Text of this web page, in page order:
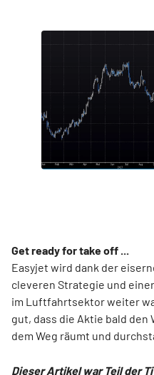
Get ready for take off ...
Easyjet wird dank der
cleveren Strategie und
im Luftfahrtsektor weiter
gut, dass die Aktie bald den
dem Weg räumt und
Dieser Artikel war Teil der